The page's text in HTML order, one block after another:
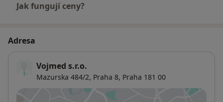
Jak fungují ceny?
Adresa
Vojmed s.r.o.
Mazurska 484/2, Praha 8, Praha 181 00